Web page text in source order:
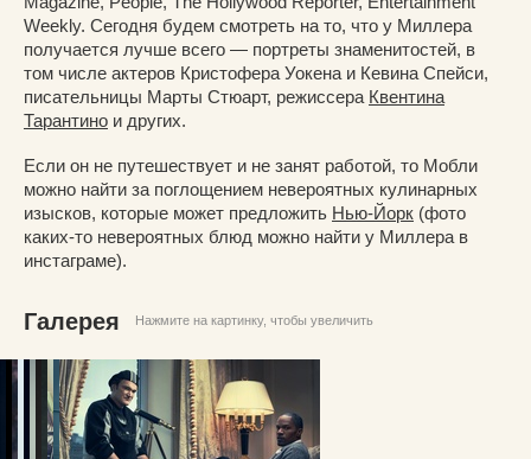
Weekly. Сегодня будем смотреть на то, что у Миллера
получается лучше всего — портреты знаменитостей, в
том числе актеров Кристофера Уокена и Кевина Спейси,
писательницы Марты Стюарт, режиссера Квентина
Тарантино и других.
Если он не путешествует и не занят работой, то Мобли
можно найти за поглощением невероятных кулинарных
изысков, которые может предложить Нью-Йорк (фото
каких-то невероятных блюд можно найти у Миллера в
инстаграме).
Галерея Нажмите на картинку, чтобы увеличить
© Миллер Мобли